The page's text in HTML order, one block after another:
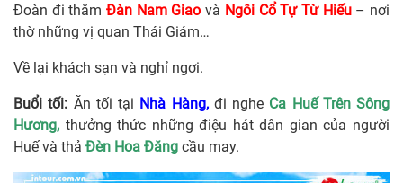
Đoàn đi thămĐàn Nam Giao và Ngôi Cổ Tự Từ Hiếu – nơi
thờ những vị quan Thái Giám…
Về lại khách sạn và nghỉ ngơi.
Buổi tối: Ăn tối tại Nhà Hàng,đi nghe Ca Huế Trên Sông
Hương, thưởng thức những điệu hát dân gian của người
Huế và thả Đèn Hoa Đăng cầu may.